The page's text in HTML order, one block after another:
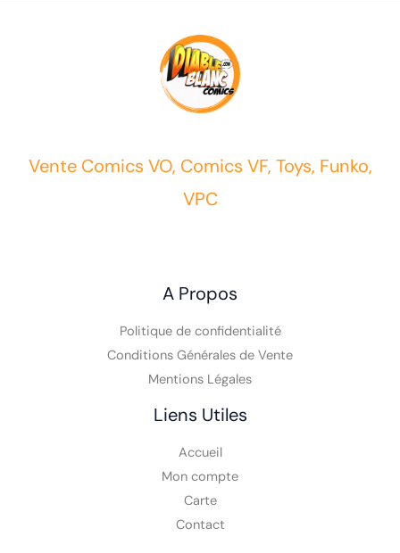
Vente Comics VO, Comics VF, Toys, Funko,
VPC
A Propos
Politique de confidentialité
Conditions Générales de Vente
Mentions Légales
Liens Utiles
Accueil
Mon compte
Carte
Contact